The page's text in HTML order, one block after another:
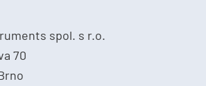
spol. s r.o.
70